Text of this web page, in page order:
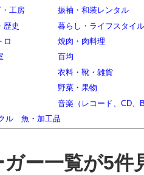
工房
振袖・和装レンタル
歴史
暮らし・ライフスタイル
ロ
焼肉・肉料理
百均
衣料・靴・雑貨
野菜・果物
音楽（レコード、CD、
ル
魚・加工品
ー一覧が5件